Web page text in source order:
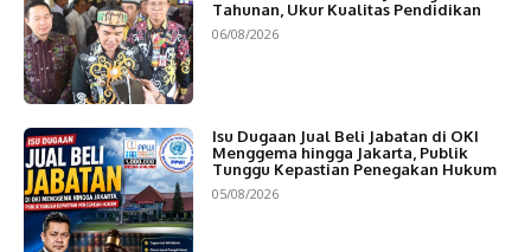
Tahunan, Ukur Kualitas Pendidikan
06/08/2026
Isu Dugaan Jual Beli Jabatan di OKI
Menggema hingga Jakarta, Publik
Tunggu Kepastian Penegakan Hukum
05/08/2026